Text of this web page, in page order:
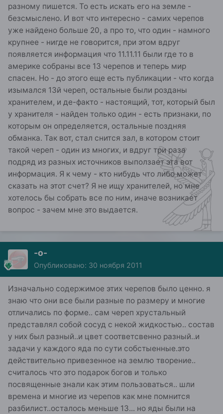
разному пишется. То есть искать его на земле -
безсмыслено. И вот что интересно - самих черепов
уже найдено больше 20, а про то, что один - намного
крупнее - нигде не говорится, при этом вдруг
появляется информация что 11.11.11 были где то в
америке собраны все 13 черепов и теперь мир
спасен. Но - до этого еще есть публикации - что когда
изымался 13й череп, остальные были розданы
хранителем, и де-факто - настоящий, тот, который был
у хранителя - найден только один - есть признаки, по
которым он определяется, остальные поздняя
обманка. Так вот, стал снится зал, в котором стоит
такой череп - один из многих, и вдруг три раза
подряд из разных источников выползает эта вот
информация. Я к чему - кто нибудь что либо может
сказать на этот счет? Я не ищу хранителей, но мне
хотелось бы собрать все по ним, иначе возникает
вопрос - зачем мне это выдается.
-о-
Опубликовано: 30 ноября 2011
Изначально содержимое этих черепов было ценно. я
знаю что они все были разные по размеру и многие
отличались по форме.. сам череп хрустальный
представлял собой сосуд с некой жидкостью.. состав
у них был разный..и цвет соответсвенно разный..и
задачи у каждого яда по сути собстыенные.это
действительно привезенное на землю творение..
считалось что это подарок богов и только
посвященные знали как этим пользоваться.. шли
времена и многие из черепов как мне помнится
разбилист..осталось меньше 13... но яды были на